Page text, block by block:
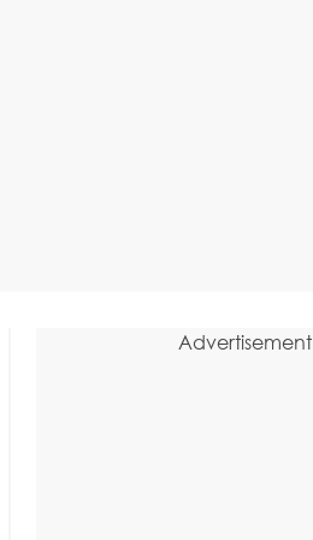
Advertisement